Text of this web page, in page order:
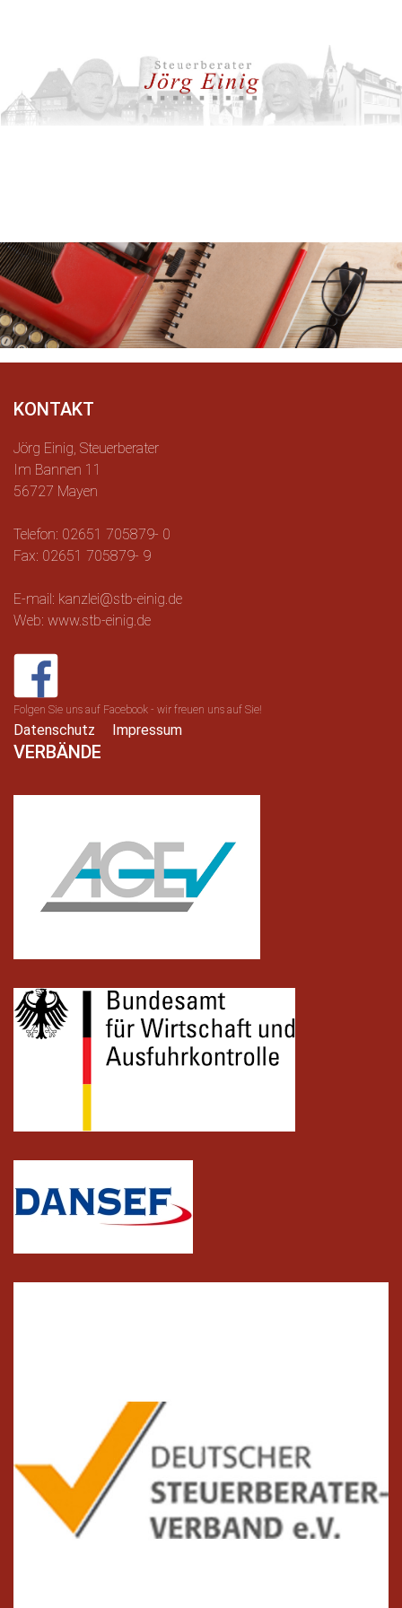
KONTAKT
Jörg Einig, Steuerberater
Im Bannen 11
56727 Mayen
Telefon: 02651 705879- 0
Fax: 02651 705879- 9
E-mail: kanzlei@stb-einig.de
Web: www.stb-einig.de
Folgen Sie uns auf Facebook - wir freuen uns auf Sie!
Datenschutz Impressum
VERBÄNDE